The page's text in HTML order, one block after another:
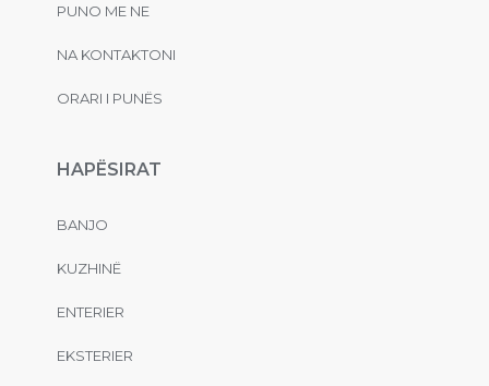
PUNO ME NE
NA KONTAKTONI
ORARI I PUNËS
HAPËSIRAT
BANJO
KUZHINË
ENTERIER
EKSTERIER